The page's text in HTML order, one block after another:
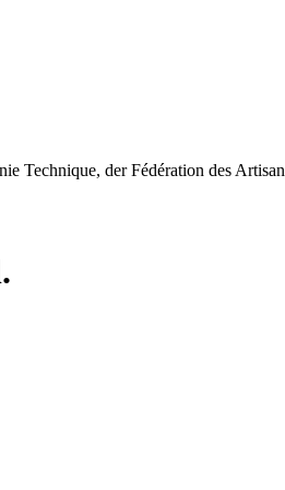
Technique, der Fédération des